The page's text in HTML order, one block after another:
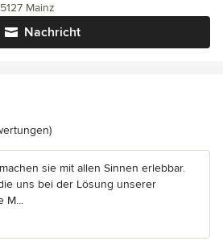
Nachricht
Mainz
5 von 5 Sternen
sie mit allen Sinnen erlebbar.
uns bei der Lösung unserer
M...